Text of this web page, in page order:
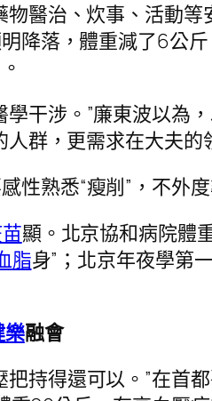
物醫治、炊事、活動
降落，體重減了6公
干涉。”廉東波以為
群，更需求在大夫的
熟悉“瘦削”，不外度
顯。北京協和病院體
脂身”；北京年夜學第
樂融會
把持得還可以。”在首